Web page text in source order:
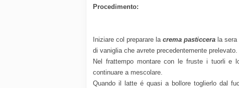
Procedimento:
Iniziare col preparare lacrema pasticcera la
di vaniglia che avrete precedentemente prelevato.
Nel frattempo montare con le fruste i tuorli e
continuare a mescolare.
Quando il latte é quasi a bollore toglierlo dal